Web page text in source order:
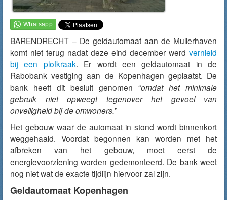
BARENDRECHT – De geldautomaat aan de Mullerhaven
komt niet terug nadat deze eind december werd vernield
bij een plofkraak. Er wordt een geldautomaat in de
Rabobank vestiging aan de Kopenhagen geplaatst. De
bank heeft dit besluit genomen “omdat het minimale
gebruik niet opweegt tegenover het gevoel van
onveiligheid bij de omwoners.”
Het gebouw waar de automaat in stond wordt binnenkort
weggehaald. Voordat begonnen kan worden met het
afbreken van het gebouw, moet eerst de
energievoorziening worden gedemonteerd. De bank weet
nog niet wat de exacte tijdlijn hiervoor zal zijn.
Geldautomaat Kopenhagen